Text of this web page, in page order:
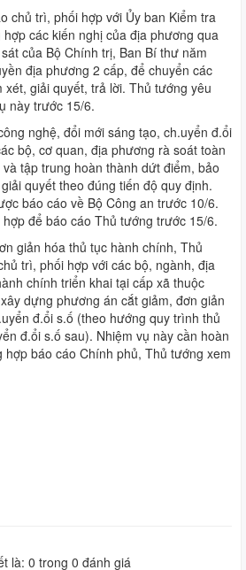
chủ trì, phối hợp với Ủy ban Kiểm tra
các kiến nghị của địa phương qua
của Bộ Chính trị, Ban Bí thư năm
địa phương 2 cấp, để chuyển các
giải quyết, trả lời. Thủ tướng yêu
này trước 15/6.
nghệ, đổi mới sáng tạo, ch.uyển đ.ổi
bộ, cơ quan, địa phương rà soát toàn
tập trung hoàn thành dứt điểm, bảo
quyết theo đúng tiến độ quy định.
báo cáo về Bộ Công an trước 10/6.
để báo cáo Thủ tướng trước 15/6.
giản hóa thủ tục hành chính, Thủ
trì, phối hợp với các bộ, ngành, địa
chính triển khai tại cấp xã thuộc
dựng phương án cắt giảm, đơn giản
đ.ổi s.ố (theo hướng quy trình thủ
đ.ổi s.ố sau). Nhiệm vụ này cần hoàn
báo cáo Chính phủ, Thủ tướng xem
là: 0 trong 0 đánh giá